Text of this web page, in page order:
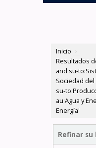
Inicio ›
Resultados
and su-
Sociedad
su-
au:Agua y
Energía'
Refinar su